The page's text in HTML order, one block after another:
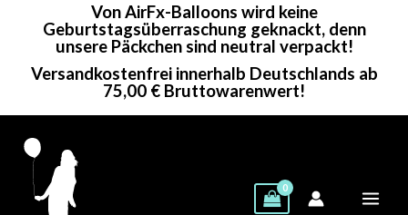
Von AirFx-Balloons wird keine
Geburtstagsüberraschung geknackt, denn
unsere Päckchen sind neutral verpackt!
Versandkostenfrei innerhalb Deutschlands ab
75,00 € Bruttowarenwert!